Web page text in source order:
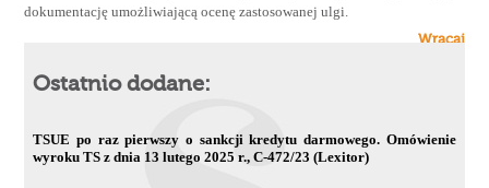
dokumentację umożliwiającą ocenę zastosowanej ulgi.
Wracaj
Ostatnio dodane:
TSUE po raz pierwszy o sankcji kredytu darmowego. Omówienie
wyroku TS z dnia 13 lutego 2025 r., C-472/23 (Lexitor)